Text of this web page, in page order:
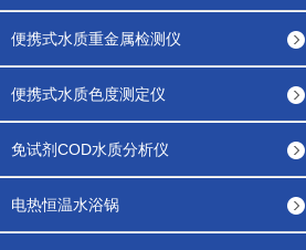
便携式水质重金属检测仪
便携式水质色度测定仪
免试剂COD水质分析仪
电热恒温水浴锅